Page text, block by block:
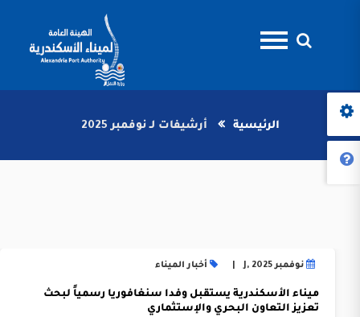
الرئيسية أرشيفات لـ نوفمبر 2025
نوفمبر J, 2025 أخبار الميناء
ميناء الأسكندرية يستقبل وفدا سنغافوريا رسمياً لبحث
تعزيز التعاون البحري والإستثماري